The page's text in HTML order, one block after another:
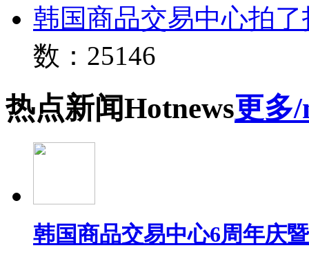
韩国商品交易中心拍
数：25146
热点新闻Hotnews更多
韩国商品交易中心6周年庆